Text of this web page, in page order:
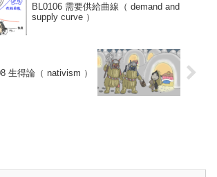
BL0106 需要供給曲線（ demand and
supply curve ）
生得論（ nativism ）